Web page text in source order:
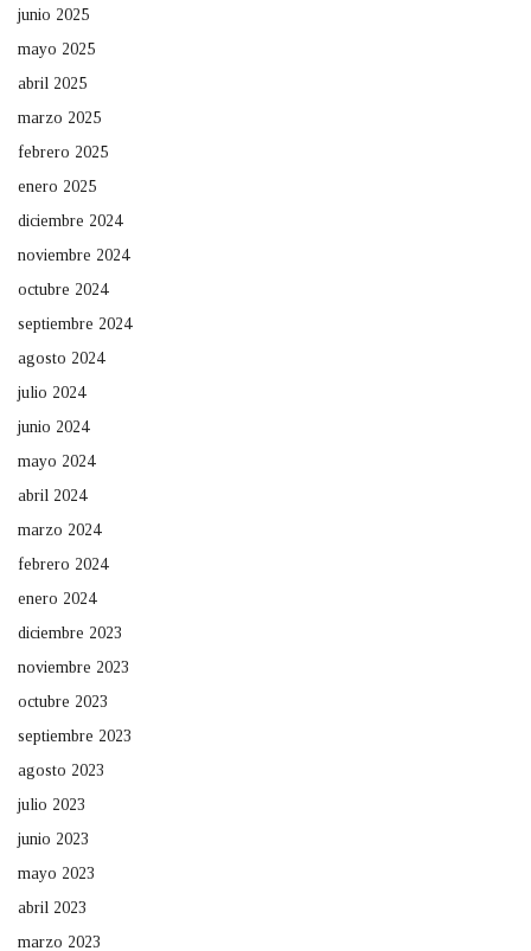
junio 2025
mayo 2025
abril 2025
marzo 2025
febrero 2025
enero 2025
diciembre 2024
noviembre 2024
octubre 2024
septiembre 2024
agosto 2024
julio 2024
junio 2024
mayo 2024
abril 2024
marzo 2024
febrero 2024
enero 2024
diciembre 2023
noviembre 2023
octubre 2023
septiembre 2023
agosto 2023
julio 2023
junio 2023
mayo 2023
abril 2023
marzo 2023